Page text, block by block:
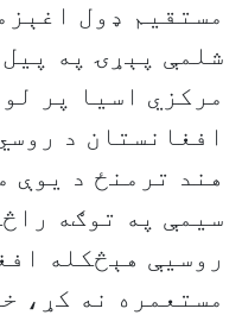
مستقیم ډول
شلمې پېړۍ په
مرکزي اسیا پر
افغانستان د
هند ترمنځ د یوې
سیمې په توګه
روسیې هېڅکله
مستعمره نه کړ،